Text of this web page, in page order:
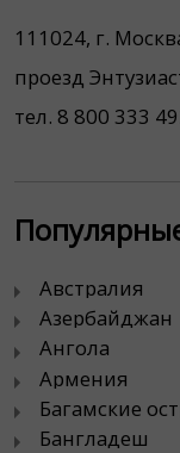
111024, г.
проезд
тел. 8 800 333
Австралия
Азербайджан
Ангола
Армения
Багамские
Бангладеш